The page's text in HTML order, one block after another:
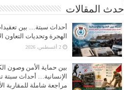
أحدث المقالات
أحداث سبتة… بين
الهجرة وتحديات التعاون
2 أغسطس، 2026
بين حماية الأمن وصون
الإنسانية… أحداث
مراجعة شاملة للمقاربة